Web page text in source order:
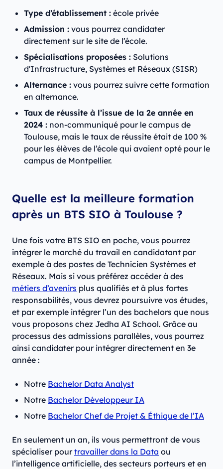
Type d’établissement : école privée
Admission : vous pourrez candidater
directement sur le site de l’école.
Spécialisations proposées : Solutions
d'Infrastructure, Systèmes et Réseaux (SISR)
Alternance : vous pourrez suivre cette formation
en alternance.
Taux de réussite à l’issue de la 2e année en
2024 : non-communiqué pour le campus de
Toulouse, mais le taux de réussite était de 100 %
pour les élèves de l’école qui avaient opté pour le
campus de Montpellier.
Quelle est la meilleure formation
après un BTS SIO à Toulouse ?
Une fois votre BTS SIO en poche, vous pourrez
intégrer le marché du travail en candidatant par
exemple à des postes de Technicien Systèmes et
Réseaux. Mais si vous préférez accéder à des
métiers d’avenirs plus qualifiés et à plus fortes
responsabilités, vous devrez poursuivre vos études,
et par exemple intégrer l’un des bachelors que nous
vous proposons chez Jedha AI School. Grâce au
processus des admissions parallèles, vous pourrez
ainsi candidater pour intégrer directement en 3e
année :
Notre Bachelor Data Analyst
Notre Bachelor Développeur IA
Notre Bachelor Chef de Projet & Éthique de l’IA
En seulement un an, ils vous permettront de vous
spécialiser pourtravailler dans la Data ou
l’intelligence artificielle, des secteurs porteurs et en